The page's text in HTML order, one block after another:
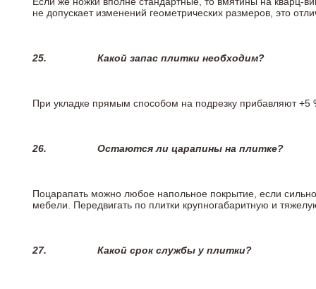
не допускает изменений геометрических размеров, это
25. Какой запас плитки необходим?
При укладке прямым способом на подрезку прибавляют +5
26. Остаются ли царапины на плитке?
Поцарапать можно любое напольное покрытие, если
мебели. Передвигать по плитки крупногабаритную и
27. Какой срок службы у плитки?